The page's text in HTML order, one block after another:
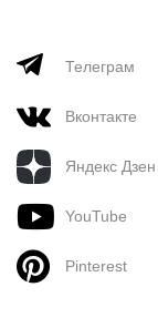
Телеграм
Вконтакте
Яндекс Дзен
YouTube
Pinterest